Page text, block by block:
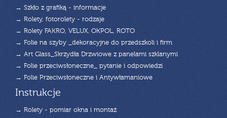
→ Szkło z grafiką - informacje
→ Rolety, fotorolety - rodzaje
→ Rolety FAKRO, VELUX, OKPOL, ROTO
→ Folie na szyby _dekoracyjne do przedszkoli i firm
→ Art Glass_Skrzydła Drzwiowe z panelami szklanymi
→ Folie przeciwsłoneczne_ pytanie i odpowiedzi
→ Folie Przeciwsłoneczne i Antywłamaniowe
Instrukcje
→ Rolety - pomiar okna i montaż